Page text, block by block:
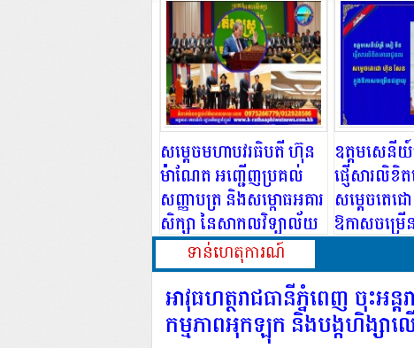
សម្តេចមហាបវរធិបតី ហ៊ុន
ម៉ាណែត អញ្ជើញប្រគល់
សញ្ញាបត្រ និងសម្ពោធអគារ
សិក្សា នៃសាកលវិទ្យាល័យ
ភូមិន្ទនីតិសាស្ត្រ និង
វិទ្យាសាស្ត្រសេដ្ឋកិច្ច
ឧត្តមសេនី
ផ្ញើសារលិខិ
សម្ដេចតេជ
ឱកាសចម្រើ
ទាន់ហេតុការណ៍
អាវុធហត្ថរាជធានីភ្នំពេញ ចុះអន្
កម្មភាពអុកឡុក និងបង្កហិង្សាល